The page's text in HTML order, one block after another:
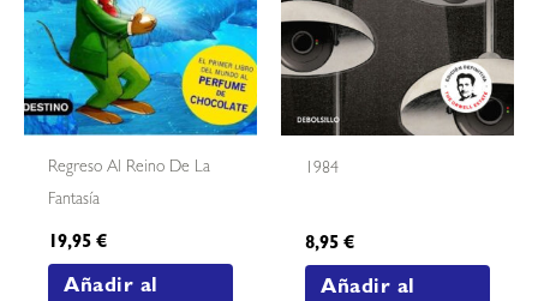
Regreso Al Reino De La
Fantasía
19,95€
Añadir al
1984
8,95€
Añadir al